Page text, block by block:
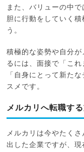
また、バリューの中
胆に行動をしていく積
う。
積極的な姿勢や自分
るには、面接で「こ
「自身にとって新た
スメです。
メルカリへ転職す
メルカリは今やたく
出した企業ですが、